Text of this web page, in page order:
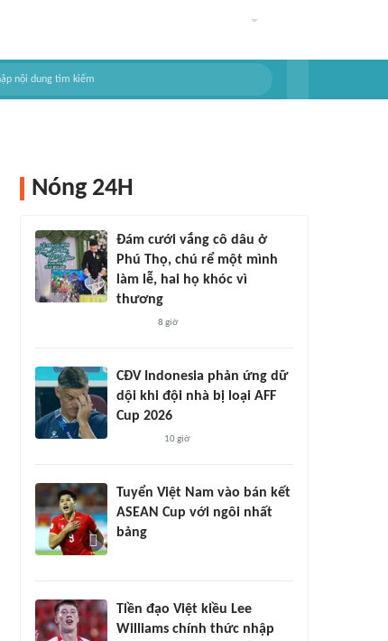
Nóng 24H
Đám cưới vắng cô dâu ở
Phú Thọ, chú rể một mình
làm lễ, hai họ khóc vì
thương
8 giờ
CĐV Indonesia phản ứng dữ
dội khi đội nhà bị loại AFF
Cup 2026
10 giờ
Tuyển Việt Nam vào bán kết
ASEAN Cup với ngôi nhất
bảng
Tiền đạo Việt kiều Lee
Williams chính thức nhập